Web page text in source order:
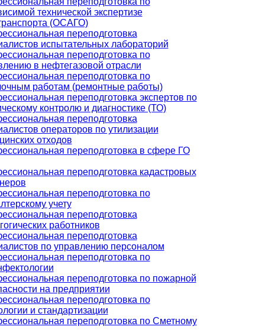
технической экспертизе
(ОСАГО)
переподготовка
испытательных лабораторий
переподготовка по
в нефтегазовой отрасли
переподготовка по
работам (ремонтные работы)
переподготовка экспертов по
контролю и диагностике (ТО)
переподготовка
операторов по утилизации
отходов
переподготовка в сфере ГО
переподготовка кадастровых
переподготовка по
учету
переподготовка
работников
переподготовка
по управлению персоналом
переподготовка по
переподготовка по пожарной
на предприятии
переподготовка по
и стандартизации
переподготовка по Сметному